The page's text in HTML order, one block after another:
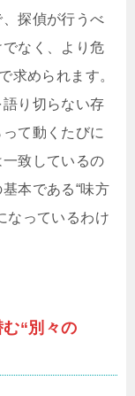
探偵が行うべ
なく、より危
求められます。
り切らない存
て動くたびに
一致しているの
本である“味方
なっているわけ
“別々の